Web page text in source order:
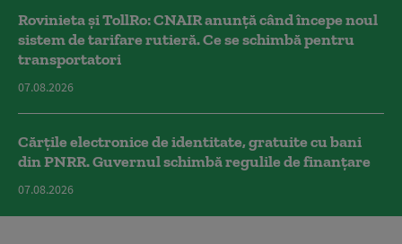
Rovinieta și TollRo: CNAIR anunță când începe noul
sistem de tarifare rutieră. Ce se schimbă pentru
transportatori
07.08.2026
Cărțile electronice de identitate, gratuite cu bani
din PNRR. Guvernul schimbă regulile de finanțare
07.08.2026